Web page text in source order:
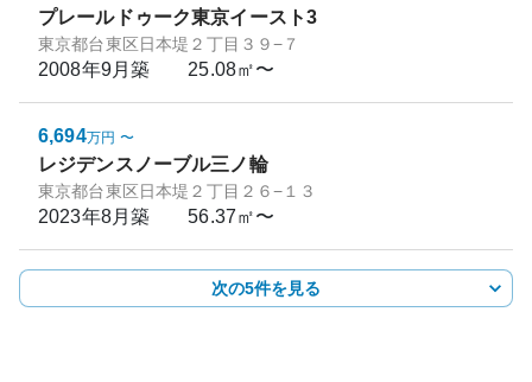
プレールドゥーク東京イースト3
東京都台東区日本堤２丁目３９−７
2008年9月築 25.08㎡〜
6,694万円 〜
レジデンスノーブル三ノ輪
東京都台東区日本堤２丁目２６−１３
2023年8月築 56.37㎡〜
次の5件を見る